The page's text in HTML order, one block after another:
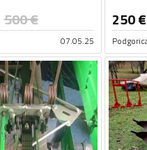
500€
07.05.25
250€